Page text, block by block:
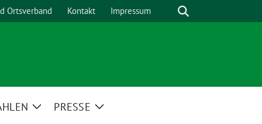
Ortsverband Kontakt Impressum Suche
ZeigePRESSE
Zeige